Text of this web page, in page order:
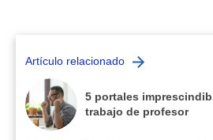
Artículo relacionado
5 portales
trabajo de profesor